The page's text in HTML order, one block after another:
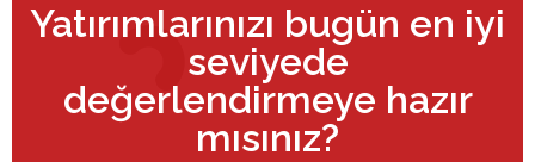
Yatırımlarınızı bugün en iyi
seviyede
değerlendirmeye hazır
mısınız?